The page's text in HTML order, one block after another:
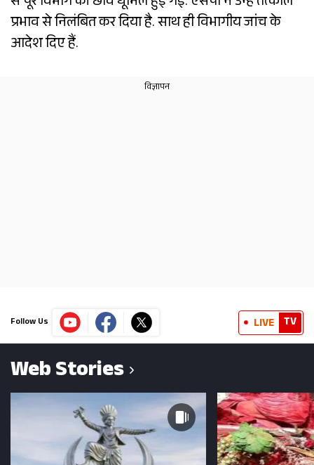
प्रभाव से निलंबित कर दिया है. साथ ही विभागीय जांच के
आदेश दिए हैं.
Follow Us LIVE TV
Web Stories